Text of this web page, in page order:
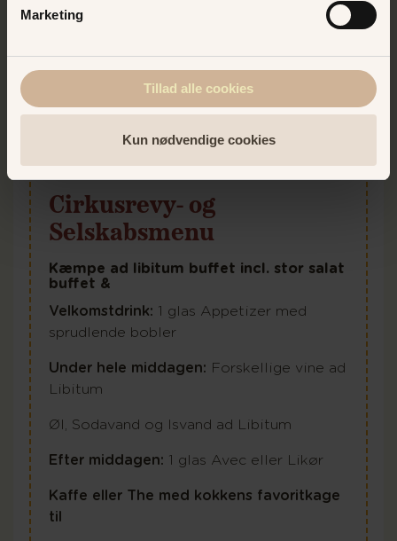
Marketing
Tillad alle cookies
Kun nødvendige cookies
Cirkusrevy- og
Selskabsmenu
Kæmpe ad libitum buffet incl. stor salat
buffet &
Velkomstdrink: 1 glas Appetizer med
sprudlende bobler
Under hele middagen: Forskellige vine ad
Libitum
Øl, Sodavand og Isvand ad Libitum
Efter middagen: 1 glas Avec eller Likør
Kaffe eller The med kokkens favoritkage
til